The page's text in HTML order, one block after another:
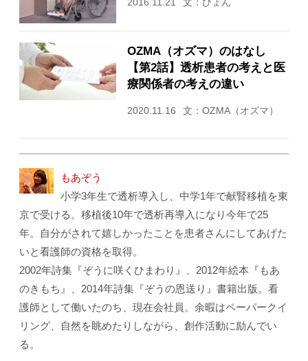
2016.11.21 文：びょん
OZMA（オズマ）のはなし
【第2話】透析患者の考えと医
療関係者の考えの違い
2020.11.16 文：OZMA（オズマ）
もあぞう
小学3年生で透析導入し、中学1年で献腎移植を東
京で受ける。移植後10年で透析再導入になり今年で25
年。自分がされて嬉しかったことを患者さんにしてあげた
いと看護師の資格を取得。
2002年詩集『ぞうに咲くひまわり』、2012年絵本『もあ
のきもち』、2014年詩集『ぞうの恩送り』書籍出版。看
護師として働いたのち、現在会社員。余暇はペーパークイ
リング、自然を眺めたりしながら、創作活動に励んでい
る。